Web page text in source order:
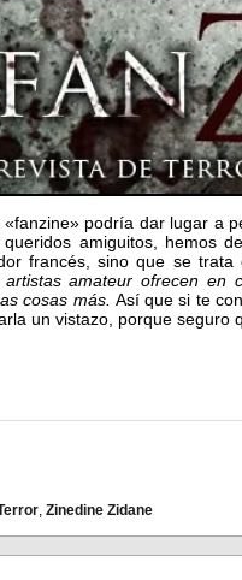
podría dar lugar a
amiguitos, hemos
francés, sino que se
amateur ofrecen en
cosas más. Así que si te
un vistazo, porque seguro
Zinedine Zidane